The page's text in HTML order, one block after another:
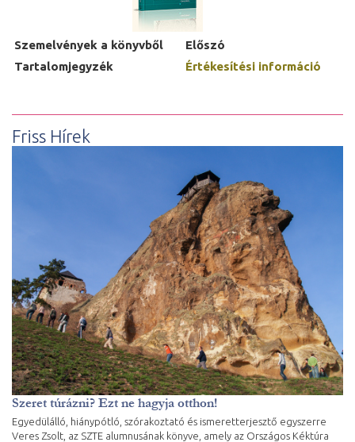
Szemelvények a könyvből
Előszó
Tartalomjegyzék
Értékesítési információ
Friss Hírek
Szeret túrázni? Ezt ne hagyja otthon!
Egyedülálló, hiánypótló, szórakoztató és ismeretterjesztő egyszerre
Veres Zsolt, az SZTE alumnusának könyve, amely az Országos Kéktúra